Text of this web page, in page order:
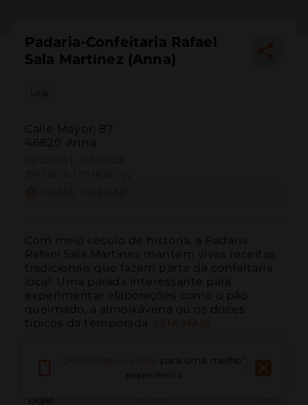
Padaria-Confeitaria Rafael
Sala Martínez (Anna)
Loja
Calle Mayor, 87
46820 Anna
Com meio século de história, a Padaria
Rafael Sala Martínez mantém vivas receitas
tradicionais que fazem parte da confeitaria
local. Uma parada interessante para
experimentar elaborações como o pão
queimado, a almoixàvena ou os doces
típicos da temporada.
Ligar
para uma melhor
experiência